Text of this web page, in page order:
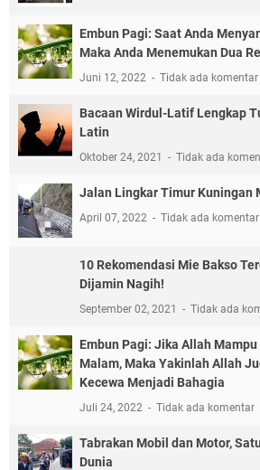
Embun Pagi: Saat Anda
Maka Anda Menemukan Dua
Juni 12, 2022 Tidak ada komentar
Bacaan Wirdul-Latif Lengkap
Latin
Oktober 24, 2021 Tidak ada
Jalan Lingkar Timur Kuningan
April 07, 2022 Tidak ada komentar
10 Rekomendasi Mie Bakso
Dijamin Nagih!
September 02, 2021 Tidak ada
Embun Pagi: Jika Allah
Malam, Maka Yakinlah Allah
Kecewa Menjadi Bahagia
Juli 24, 2022 Tidak ada komentar
Tabrakan Mobil dan Motor,
Dunia